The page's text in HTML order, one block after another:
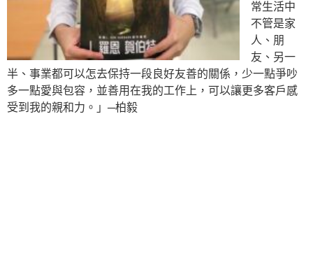
常生活中
不管是家
人、朋
友、另一
半、事業都可以怎去保持一段良好友善的關係，少一點爭吵
多一點愛與包容，並善用在我的工作上，可以讓更多客戶感
受到我的親和力。」 ─柏毅